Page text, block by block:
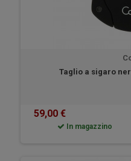
Taglio a sigaro
59,00 €
In magazzino